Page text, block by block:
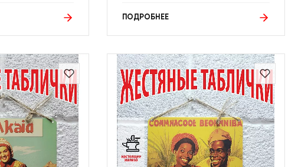
ПОДРОБНЕЕ